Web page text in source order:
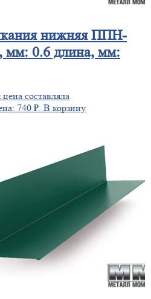
нижняя ППН-
мм: 0.6 длина, мм:
составляла
740 ₽. В корзину